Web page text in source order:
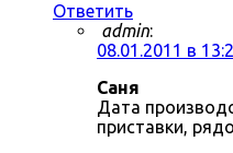
Ответить
admin:
08.01.2011 в
Саня
Дата
приставки,